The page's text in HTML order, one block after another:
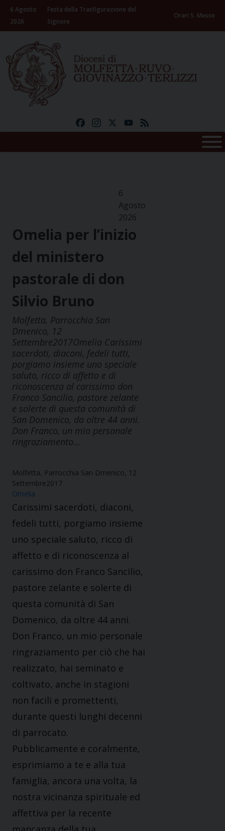
Skip
content
6 Agosto
2026
Festa della Trasfigurazione del
Signore
Orari S. Messe
FacebookInstagramYouTube
6
Agosto
2026
Omelia per l’inizio
del ministero
pastorale di don
Silvio Bruno
Molfetta, Parrocchia San
Dmenico, 12
Settembre2017Omelia Carissimi
sacerdoti, diaconi, fedeli tutti,
porgiamo insieme uno speciale
saluto, ricco di affetto e di
riconoscenza al carissimo don
Franco Sancilio, pastore zelante
e solerte di questa comunità di
San Domenico, da oltre 44 anni.
Don Franco, un mio personale
ringraziamento…
Molfetta, Parrocchia San Dmenico, 12
Settembre2017
Omelia
Carissimi sacerdoti, diaconi,
fedeli tutti, porgiamo insieme
uno speciale saluto, ricco di
affetto e di riconoscenza al
carissimo don Franco Sancilio,
pastore zelante e solerte di
questa comunità di San
Domenico, da oltre 44 anni.
Don Franco, un mio personale
ringraziamento per ciò che hai
realizzato, hai seminato e
coltivato, anche in stagioni
non facili e promettenti,
durante questi lunghi decenni
di parrocato.
Pubblicamente e coralmente,
esprimiamo a te e alla tua
famiglia, ancora una volta, la
nostra vicinanza spirituale ed
affettiva per la recente